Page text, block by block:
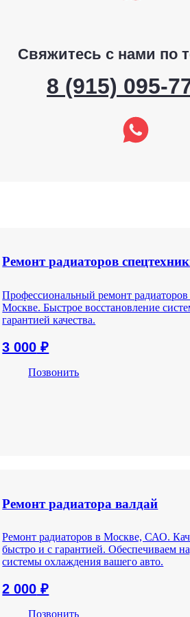
Свяжитесь с нами по
8 (915) 095-
Ремонт радиаторов
Профессиональный ремонт
Москве. Быстрое восстановление
гарантией качества.
3 000 ₽
Позвонить
Ремонт радиатора валдай
Ремонт радиаторов в Москве, САО.
быстро и с гарантией. Обеспечиваем
системы охлаждения вашего авто.
2 000 ₽
Позвонить